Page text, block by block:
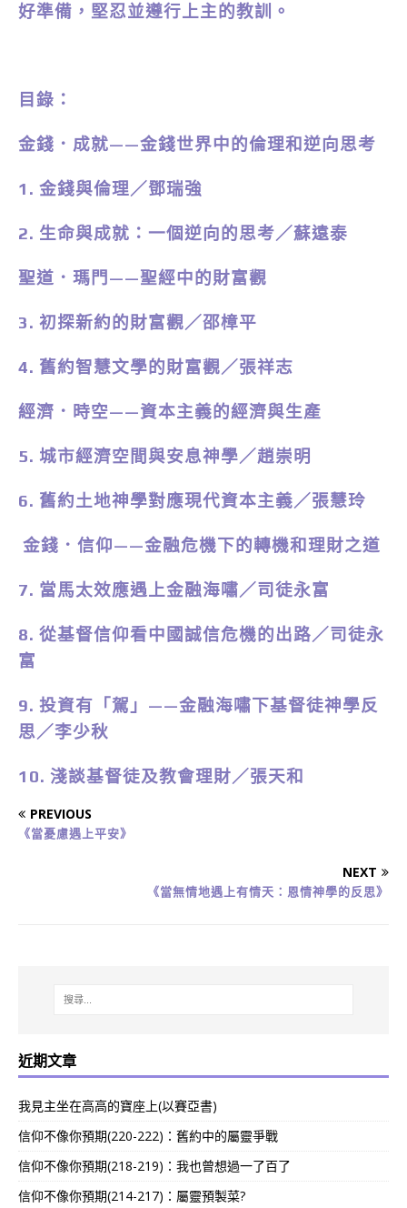
好準備，堅忍並遵行上主的教訓。
目錄：
金錢．成就——金錢世界中的倫理和逆向思考
1. 金錢與倫理／鄧瑞強
2. 生命與成就：一個逆向的思考／蘇遠泰
聖道．瑪門——聖經中的財富觀
3. 初探新約的財富觀／邵樟平
4. 舊約智慧文學的財富觀／張祥志
經濟．時空——資本主義的經濟與生產
5. 城市經濟空間與安息神學／趙崇明
6. 舊約土地神學對應現代資本主義／張慧玲
金錢．信仰——金融危機下的轉機和理財之道
7. 當馬太效應遇上金融海嘯／司徒永富
8. 從基督信仰看中國誠信危機的出路／司徒永
富
9. 投資有「駕」——金融海嘯下基督徒神學反
思／李少秋
10. 淺談基督徒及教會理財／張天和
PREVIOUS
《當憂慮遇上平安》
NEXT
《當無情地遇上有情天：恩情神學的反思》
近期文章
我見主坐在高高的寶座上(以賽亞書)
信仰不像你預期(220-222)：舊約中的屬靈爭戰
信仰不像你預期(218-219)：我也曾想過一了百了
信仰不像你預期(214-217)：屬靈預製菜?